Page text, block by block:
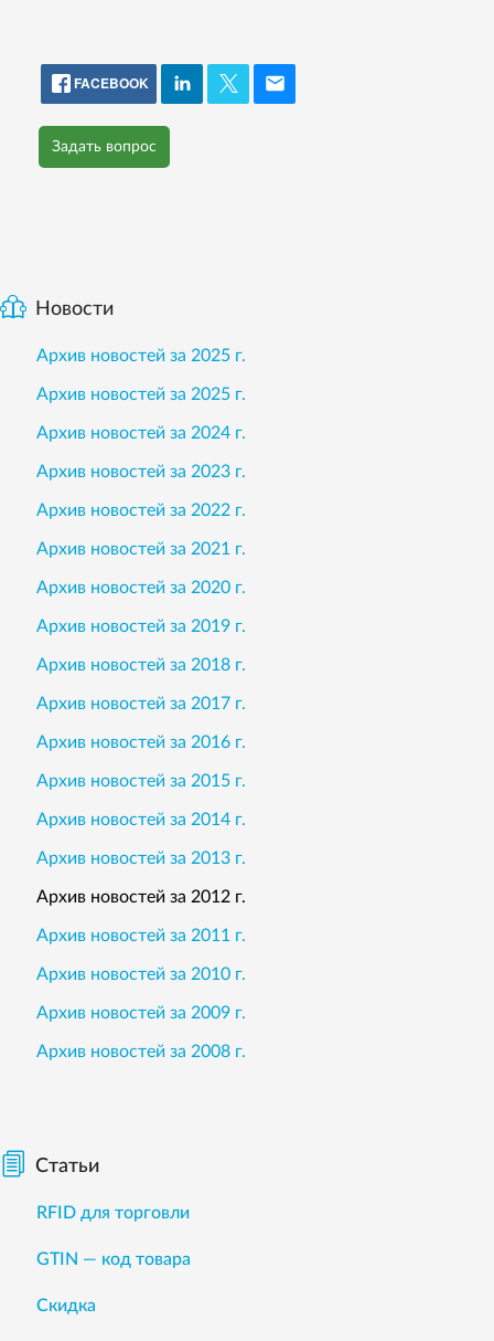
FACEBOOK
Задать вопрос
Новости
Архив новостей за 2025 г.
Архив новостей за 2025 г.
Архив новостей за 2024 г.
Архив новостей за 2023 г.
Архив новостей за 2022 г.
Архив новостей за 2021 г.
Архив новостей за 2020 г.
Архив новостей за 2019 г.
Архив новостей за 2018 г.
Архив новостей за 2017 г.
Архив новостей за 2016 г.
Архив новостей за 2015 г.
Архив новостей за 2014 г.
Архив новостей за 2013 г.
Архив новостей за 2012 г.
Архив новостей за 2011 г.
Архив новостей за 2010 г.
Архив новостей за 2009 г.
Архив новостей за 2008 г.
Статьи
RFID для торговли
GTIN — код товара
Скидка